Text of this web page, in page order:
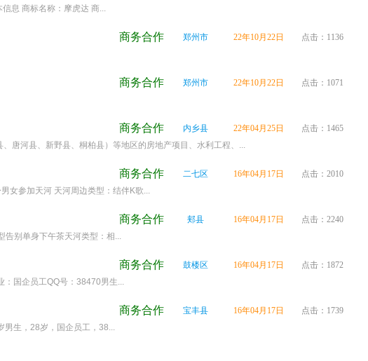
息 商标名称：摩虎达 商...
商务合作 郑州市 22年10月22日
点击：1136
商务合作 郑州市 22年10月22日
点击：1071
商务合作 内乡县 22年04月25日
点击：1465
唐河县、新野县、桐柏县）等地区的房地产项目、水利工程、...
商务合作 二七区 16年04月17日
点击：2010
女参加天河 天河周边类型：结伴K歌...
商务合作 郏县 16年04月17日
点击：2240
告别单身下午茶天河类型：相...
商务合作 鼓楼区 16年04月17日
点击：1872
：国企员工QQ号：38470男生...
商务合作 宝丰县 16年04月17日
点击：1739
男生，28岁，国企员工，38...